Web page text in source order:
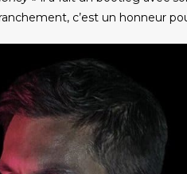
c’est un honneur